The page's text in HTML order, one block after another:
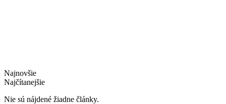
Najnovšie
Najčítanejšie
Nie sú nájdené žiadne články.